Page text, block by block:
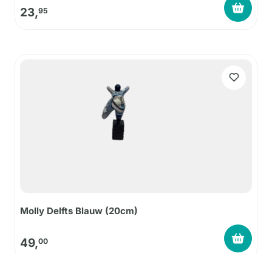
23,95
Molly Delfts Blauw (20cm)
49,00